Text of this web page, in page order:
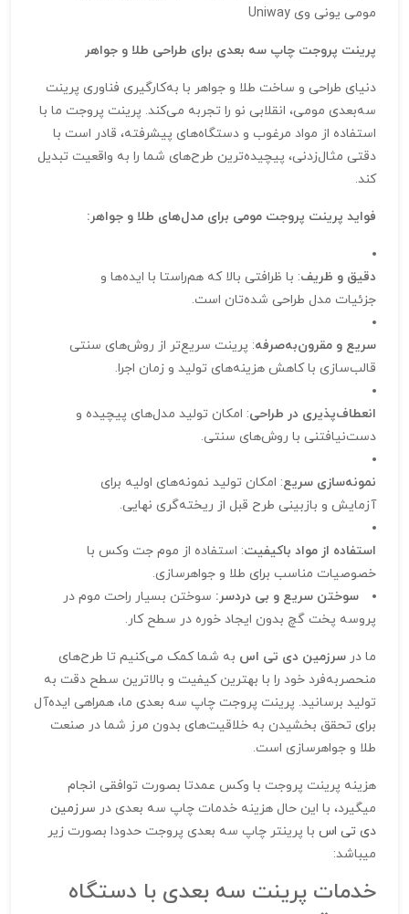
مومی یونی وی Uniway
پرینت پروجت چاپ سه بعدی برای طراحی طلا و جواهر
دنیای طراحی و ساخت طلا و جواهر با به‌کارگیری فناوری پرینت
سه‌بعدی مومی، انقلابی نو را تجربه می‌کند. پرینت پروجت ما با
استفاده از مواد مرغوب و دستگاه‌های پیشرفته، قادر است با
دقتی مثال‌زدنی، پیچیده‌ترین طرح‌های شما را به واقعیت تبدیل
کند.
فواید پرینت پروجت مومی برای مدل‌های طلا و جواهر:
دقیق و ظریف: با ظرافتی بالا که هم‌راستا با ایده‌ها و
جزئیات مدل طراحی شده‌تان است.
سریع و مقرون‌به‌صرفه: پرینت سریع‌تر از روش‌های سنتی
قالب‌سازی با کاهش هزینه‌های تولید و زمان اجرا.
انعطاف‌پذیری در طراحی: امکان تولید مدل‌های پیچیده و
دست‌نیافتنی با روش‌های سنتی.
نمونه‌سازی سریع: امکان تولید نمونه‌های اولیه برای
آزمایش و بازبینی طرح قبل از ریخته‌گری نهایی.
استفاده از مواد باکیفیت: استفاده از موم جت وکس با
خصوصیات مناسب برای طلا و جواهرسازی.
سوختن سریع و بی دردسر: سوختن بسیار راحت موم در
پروسه پخت گچ بدون ایجاد خوره در سطح کار.
ما در سرزمین دی تی اس به شما کمک می‌کنیم تا طرح‌های
منحصربه‌فرد خود را با بهترین کیفیت و بالاترین سطح دقت به
تولید برسانید. پرینت پروجت چاپ سه‌ بعدی ما، همراهی ایده‌آل
برای تحقق بخشیدن به خلاقیت‌های بدون مرز شما در صنعت
طلا و جواهرسازی است.
هزینه پرینت پروجت با وکس عمدتا بصورت توافقی انجام
میگیرد، با این حال هزینه خدمات چاپ سه بعدی در سرزمین
دی تی اس با پرینتر چاپ سه بعدی پروجت حدودا بصورت زیر
میباشد:
خدمات پرینت سه بعدی با دستگاه